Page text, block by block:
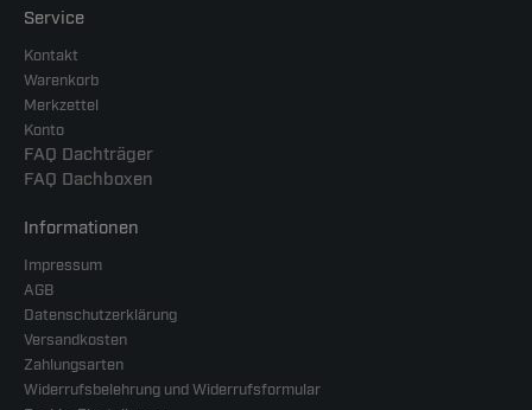
Service
Kontakt
Warenkorb
Merkzettel
Konto
FAQ Dachträger
FAQ Dachboxen
Informationen
Impressum
AGB
Datenschutzerklärung
Versandkosten
Zahlungsarten
Widerrufsbelehrung und Widerrufsformular